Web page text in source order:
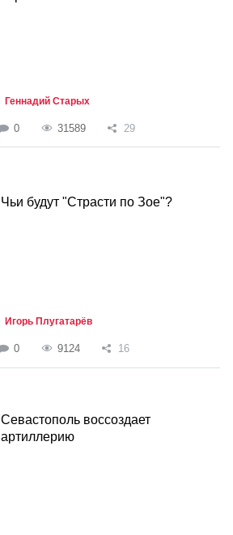
Геннадий Старых
0 31589 29
Чьи будут "Страсти по Зое"?
Игорь Плугатарёв
0 9124 16
Севастополь воссоздает
артиллерию